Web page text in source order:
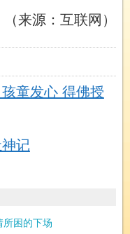
（来源：互联网）
童发心 得佛授
记
所困的下场